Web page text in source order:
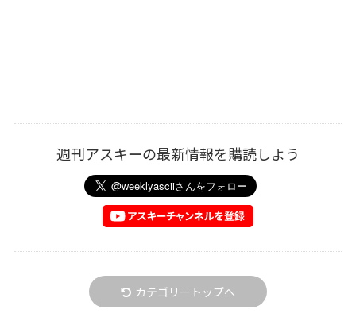
週刊アスキーの最新情報を購読しよう
カテゴリートップへ